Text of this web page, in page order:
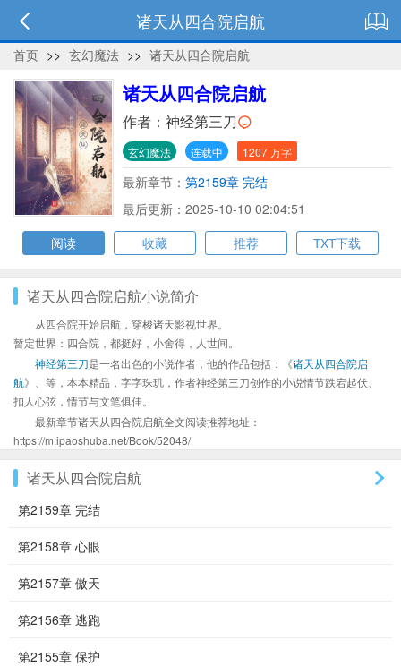
诸天从四合院启航
首页 >> 玄幻魔法 >> 诸天从四合院启航
诸天从四合院启航
作者： 神经第三刀
玄幻魔法 连载中 1207 万字
最新章节： 第2159章 完结
最后更新：2025-10-10 02:04:51
阅读
收藏 推荐 TXT下载
诸天从四合院启航小说简介
从四合院开始启航，穿梭诸天影视世界。
暂定世界：四合院，都挺好，小舍得，人世间。
神经第三刀是一名出色的小说作者，他的作品包括：《诸天从四合院启
航》、等，本本精品，字字珠玑，作者神经第三刀创作的小说情节跌宕起伏、
扣人心弦，情节与文笔俱佳。
最新章节诸天从四合院启航全文阅读推荐地址：
https://m.ipaoshuba.net/Book/52048/
诸天从四合院启航
第2159章 完结
第2158章 心眼
第2157章 傲天
第2156章 逃跑
第2155章 保护